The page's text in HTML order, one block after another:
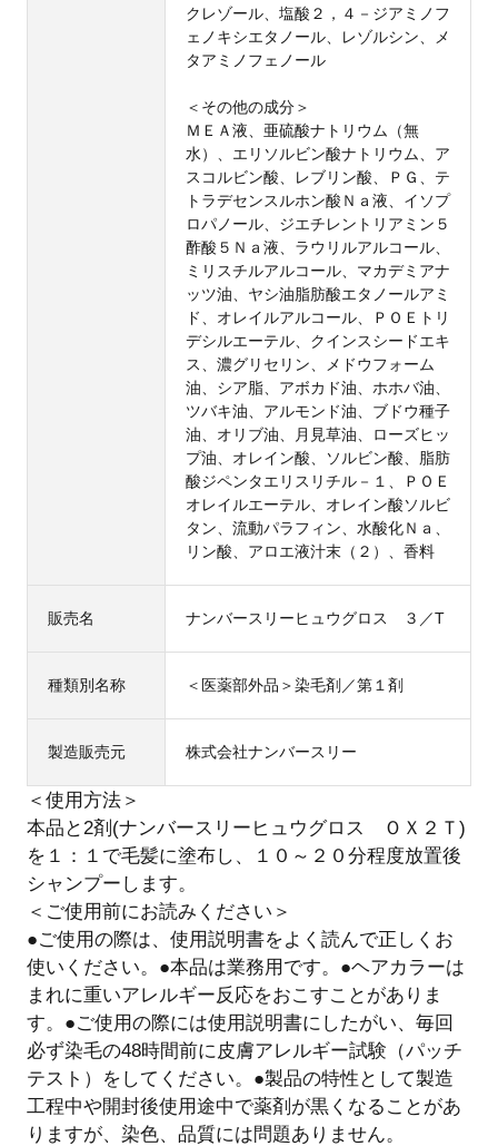
クレゾール、塩酸２，４－ジアミノフ
ェノキシエタノール、レゾルシン、メ
タアミノフェノール
＜その他の成分＞
ＭＥＡ液、亜硫酸ナトリウム（無
水）、エリソルビン酸ナトリウム、ア
スコルビン酸、レブリン酸、ＰＧ、テ
トラデセンスルホン酸Ｎａ液、イソプ
ロパノール、ジエチレントリアミン５
酢酸５Ｎａ液、ラウリルアルコール、
ミリスチルアルコール、マカデミアナ
ッツ油、ヤシ油脂肪酸エタノールアミ
ド、オレイルアルコール、ＰＯＥトリ
デシルエーテル、クインスシードエキ
ス、濃グリセリン、メドウフォーム
油、シア脂、アボカド油、ホホバ油、
ツバキ油、アルモンド油、ブドウ種子
油、オリブ油、月見草油、ローズヒッ
プ油、オレイン酸、ソルビン酸、脂肪
酸ジペンタエリスリチル－１、ＰＯＥ
オレイルエーテル、オレイン酸ソルビ
タン、流動パラフィン、水酸化Ｎａ、
リン酸、アロエ液汁末（２）、香料
販売名 ナンバースリーヒュウグロス ３／T
種類別名称 ＜医薬部外品＞染毛剤／第１剤
製造販売元 株式会社ナンバースリー
＜使用方法＞
本品と2剤(ナンバースリーヒュウグロス ＯＸ２Ｔ)
を１：１で毛髪に塗布し、１０～２０分程度放置後
シャンプーします。
＜ご使用前にお読みください＞
●ご使用の際は、使用説明書をよく読んで正しくお
使いください。●本品は業務用です。●ヘアカラーは
まれに重いアレルギー反応をおこすことがありま
す。●ご使用の際には使用説明書にしたがい、毎回
必ず染毛の48時間前に皮膚アレルギー試験（パッチ
テスト）をしてください。●製品の特性として製造
工程中や開封後使用途中で薬剤が黒くなることがあ
りますが、染色、品質には問題ありません。